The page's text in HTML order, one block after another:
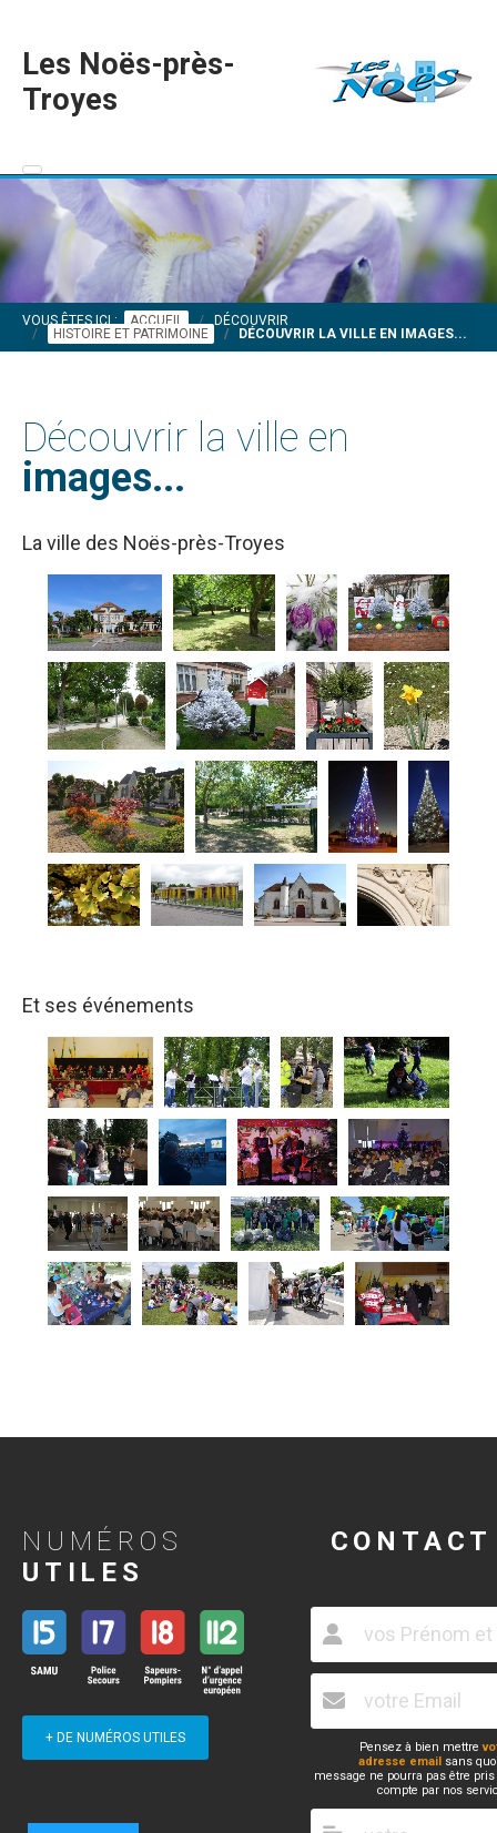
Les Noës-près-
Troyes
VOUS ÊTES ICI : ACCUEIL
DÉCOUVRIR
HISTOIRE ET PATRIMOINE
DÉCOUVRIR LA VILLE EN IMAGES...
Découvrir la ville en
images...
La ville des Noës-près-Troyes
Et ses événements
NUMÉROS
UTILES
+ DE NUMÉROS UTILES
CONTACT
Pensez à bien mettre
adresse email sans
message ne pourra pas être
compte par nos